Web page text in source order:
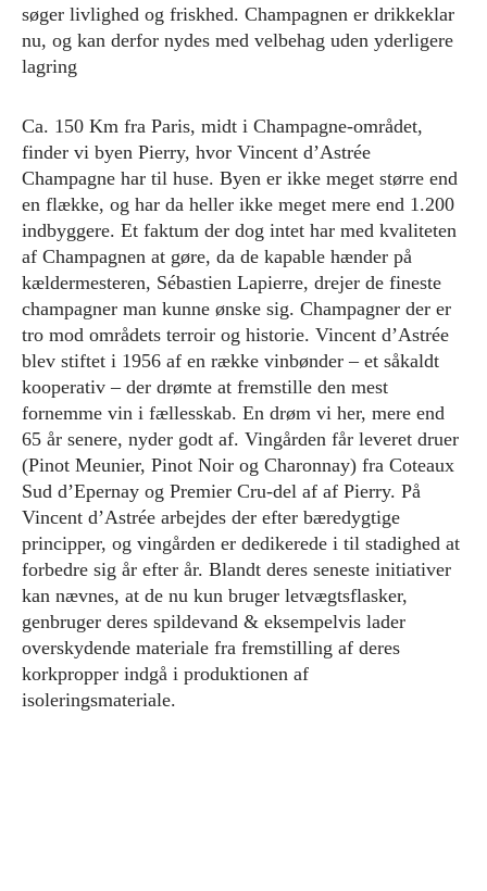
søger livlighed og friskhed. Champagnen er drikkeklar
nu, og kan derfor nydes med velbehag uden yderligere
lagring
Ca. 150 Km fra Paris, midt i Champagne-området,
finder vi byen Pierry, hvor Vincent d’Astrée
Champagne har til huse. Byen er ikke meget større end
en flække, og har da heller ikke meget mere end 1.200
indbyggere. Et faktum der dog intet har med kvaliteten
af Champagnen at gøre, da de kapable hænder på
kældermesteren, Sébastien Lapierre, drejer de fineste
champagner man kunne ønske sig. Champagner der er
tro mod områdets terroir og historie. Vincent d’Astrée
blev stiftet i 1956 af en række vinbønder – et såkaldt
kooperativ – der drømte at fremstille den mest
fornemme vin i fællesskab. En drøm vi her, mere end
65 år senere, nyder godt af. Vingården får leveret druer
(Pinot Meunier, Pinot Noir og Charonnay) fra Coteaux
Sud d’Epernay og Premier Cru-del af af Pierry. På
Vincent d’Astrée arbejdes der efter bæredygtige
principper, og vingården er dedikerede i til stadighed at
forbedre sig år efter år. Blandt deres seneste initiativer
kan nævnes, at de nu kun bruger letvægtsflasker,
genbruger deres spildevand & eksempelvis lader
overskydende materiale fra fremstilling af deres
korkpropper indgå i produktionen af
isoleringsmateriale.